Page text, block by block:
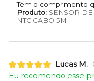
Tem o comprimento
Produto:SENSOR DE
NTC CABO 5M
Lucas M.
Eu recomendo esse